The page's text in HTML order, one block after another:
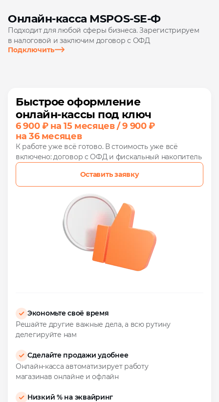
Онлайн‑касса MSPOS‑SE‑Ф
Подходит для любой сферы бизнеса. Зарегистрируем
в налоговой и заключим договор с ОФД
Подключить
Быстрое оформление
онлайн‑кассы под ключ
6 900 ₽ на 15 месяцев / 9 900 ₽
на 36 месяцев
К работе уже всё готово. В стоимость уже всё
включено: договор с ОФД и фискальный накопитель
Оставить заявку
Экономьте своё время
Решайте другие важные дела, а всю рутину
делегируйте нам
Сделайте продажи удобнее
Онлайн‑касса автоматизирует работу
магазинав онлайне и офлайн
Низкий % на эквайринг